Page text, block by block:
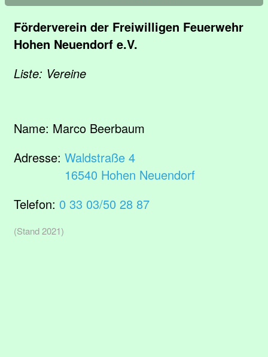
Förderverein der Freiwilligen Feuerwehr
Hohen Neuendorf e.V.
Liste: Vereine
Name: Marco Beerbaum
Adresse: Waldstraße 4
16540 Hohen Neuendorf
Telefon: 0 33 03/50 28 87
(Stand 2021)